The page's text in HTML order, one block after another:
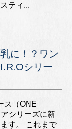
ティ...
に！？ワン
シリー
ス（ONE
シリーズに新
す。 これまで